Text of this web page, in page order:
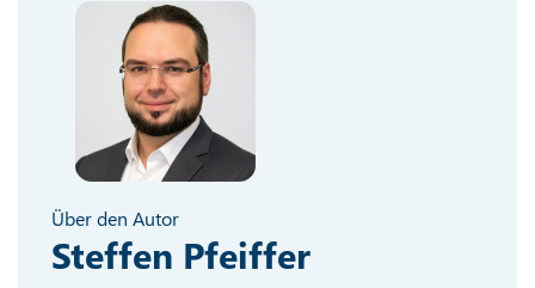
Über den Autor
Steffen Pfeiffer